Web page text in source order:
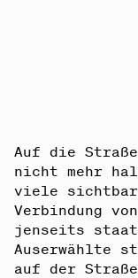
Auf die
nicht mehr
viele sichtbar
Verbindung
jenseits
Auserwählte
auf der